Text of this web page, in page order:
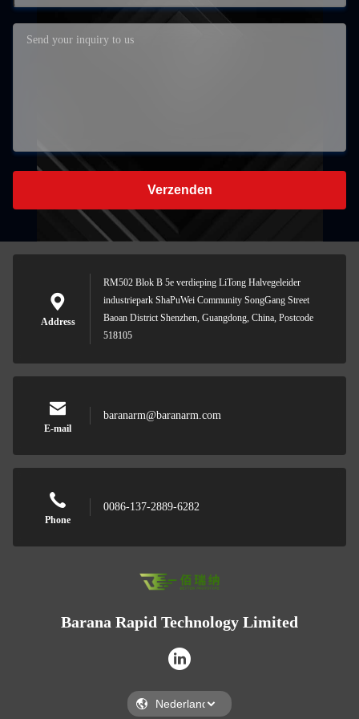
Verzenden
Address
RM502 Blok B 5e verdieping LiTong Halvegeleider
industriepark ShaPuWei Community SongGang Street
Baoan District Shenzhen, Guangdong, China, Postcode
518105
E-mail
baranarm@baranarm.com
Phone
0086-137-2889-6282
Barana Rapid Technology Limited